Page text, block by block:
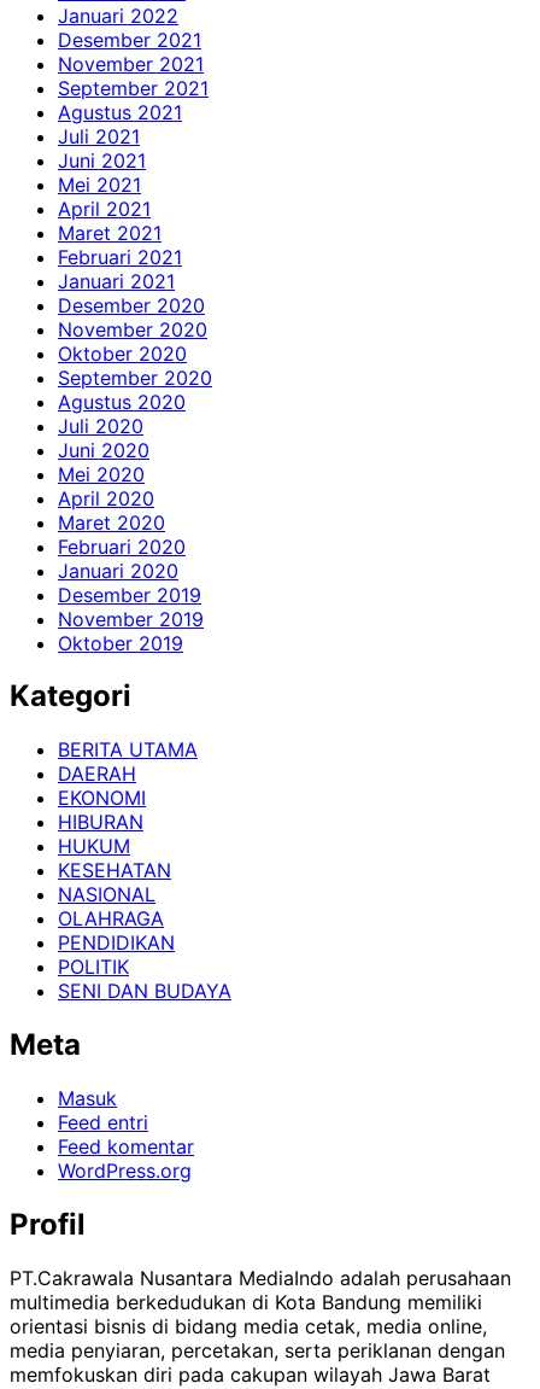
Januari 2022
Desember 2021
November 2021
September 2021
Agustus 2021
Juli 2021
Juni 2021
Mei 2021
April 2021
Maret 2021
Februari 2021
Januari 2021
Desember 2020
November 2020
Oktober 2020
September 2020
Agustus 2020
Juli 2020
Juni 2020
Mei 2020
April 2020
Maret 2020
Februari 2020
Januari 2020
Desember 2019
November 2019
Oktober 2019
Kategori
BERITA UTAMA
DAERAH
EKONOMI
HIBURAN
HUKUM
KESEHATAN
NASIONAL
OLAHRAGA
PENDIDIKAN
POLITIK
SENI DAN BUDAYA
Meta
Masuk
Feed entri
Feed komentar
WordPress.org
Profil
PT.Cakrawala Nusantara MediaIndo adalah perusahaan
multimedia berkedudukan di Kota Bandung memiliki
orientasi bisnis di bidang media cetak, media online,
media penyiaran, percetakan, serta periklanan dengan
memfokuskan diri pada cakupan wilayah Jawa Barat